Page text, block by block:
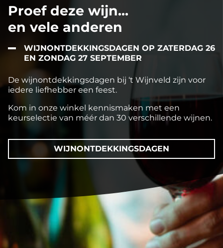
Proef deze wijn...
en vele anderen
WIJNONTDEKKINGSDAGEN OP ZATERDAG 26
EN ZONDAG 27 SEPTEMBER
De wijnontdekkingsdagen bij ‘t Wijnveld zijn voor
iedere liefhebber een feest.
Kom in onze winkel kennismaken met een
keurselectie van méér dan 30 verschillende wijnen.
WIJNONTDEKKINGSDAGEN